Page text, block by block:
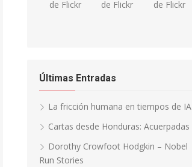
Últimas Entradas
La fricción humana en tiempos de IA
Cartas desde Honduras: Acuerpadas
Dorothy Crowfoot Hodgkin – Nobel
Run Stories